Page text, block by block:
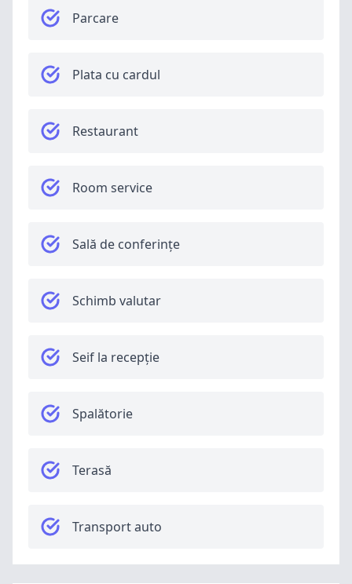
Parcare
Plata cu cardul
Restaurant
Room service
Sală de conferințe
Schimb valutar
Seif la recepție
Spalătorie
Terasă
Transport auto